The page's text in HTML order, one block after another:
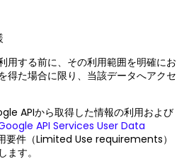
用する前に、その利用範囲を明確にお
得た場合に限り、当該データへアクセ
APIから取得した情報の利用および
API Services User Data
要件（Limited Use requirements）
す。